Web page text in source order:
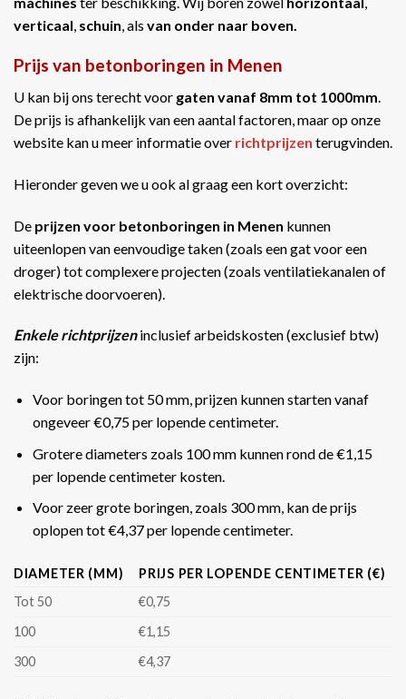
verticaal schuin , als van onder naar boven.
Prijs van betonboringen in Menen
U kan bij ons terecht voor gaten vanaf 8mm tot 1000mm.
De prijs is afhankelijk van een aantal factoren, maar op onze
website kan u meer informatie over richtprijzen terugvinden.
Hieronder geven we u ook al graag een kort overzicht:
De prijzen voor betonboringen in Menen kunnen
uiteenlopen van eenvoudige taken (zoals een gat voor een
droger) tot complexere projecten (zoals ventilatiekanalen of
elektrische doorvoeren).
Enkele richtprijzeninclusief arbeidskosten (exclusief btw)
zijn:
Voor boringen tot 50 mm, prijzen kunnen starten vanaf
ongeveer €0,75 per lopende centimeter.
Grotere diameters zoals 100 mm kunnen rond de €1,15
per lopende centimeter kosten.
Voor zeer grote boringen, zoals 300 mm, kan de prijs
oplopen tot €4,37 per lopende centimeter​​.
DIAMETER (MM)
PRIJS PER LOPENDE CENTIMETER (€)
Tot 50
€0,75
100
€1,15
300
€4,37